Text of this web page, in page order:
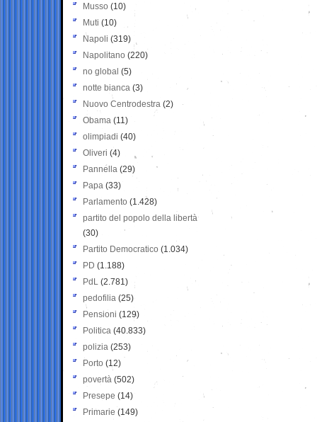
Musso (10)
Muti (10)
Napoli (319)
Napolitano (220)
no global (5)
notte bianca (3)
Nuovo Centrodestra (2)
Obama (11)
olimpiadi (40)
Oliveri (4)
Pannella (29)
Papa (33)
Parlamento (1.428)
partito del popolo della libertà
(30)
Partito Democratico (1.034)
PD (1.188)
PdL (2.781)
pedofilia (25)
Pensioni (129)
Politica (40.833)
polizia (253)
Porto (12)
povertà (502)
Presepe (14)
Primarie (149)